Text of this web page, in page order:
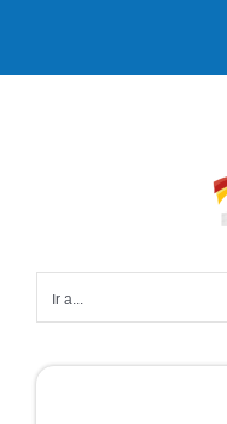
Ir a...